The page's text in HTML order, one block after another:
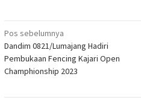
Navigasi
pos
Pos sebelumnya
Dandim 0821/Lumajang Hadiri
Pembukaan Fencing Kajari Open
Champhionship 2023